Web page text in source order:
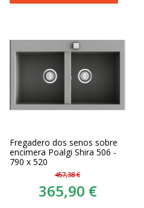
Fregadero dos senos sobre
encimera Poalgi Shira 506 -
790 x 520
457,38 €
365,90 €